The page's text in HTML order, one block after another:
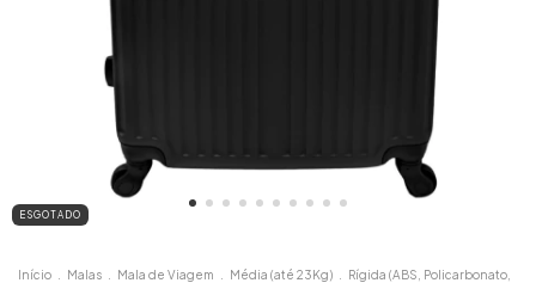
ESGOTADO
Início Malas Mala de Viagem Média (até 23Kg)
Rígida (ABS, Policarbonato,